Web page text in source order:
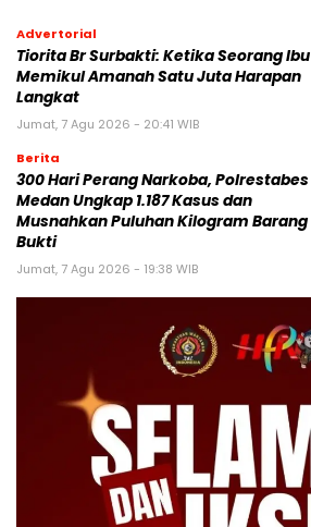
Advertorial
Tiorita Br Surbakti: Ketika Seorang Ibu
Memikul Amanah Satu Juta Harapan
Langkat
Jumat, 7 Agu 2026 - 20:41 WIB
Berita
300 Hari Perang Narkoba, Polrestabes
Medan Ungkap 1.187 Kasus dan
Musnahkan Puluhan Kilogram Barang
Bukti
Jumat, 7 Agu 2026 - 19:38 WIB